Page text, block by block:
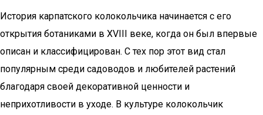
История карпатского колокольчика начинается с его
открытия ботаниками в XVIII веке, когда он был впервые
описан и классифицирован. С тех пор этот вид стал
популярным среди садоводов и любителей растений
благодаря своей декоративной ценности и
неприхотливости в уходе. В культуре колокольчик